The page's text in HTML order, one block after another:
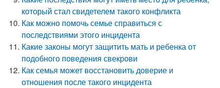
который стал свидетелем такого конфликта
Как можно помочь семье справиться с
последствиями этого инцидента
Какие законы могут защитить мать и ребенка от
подобного поведения свекрови
Как семья может восстановить доверие и
отношения после такого инцидента